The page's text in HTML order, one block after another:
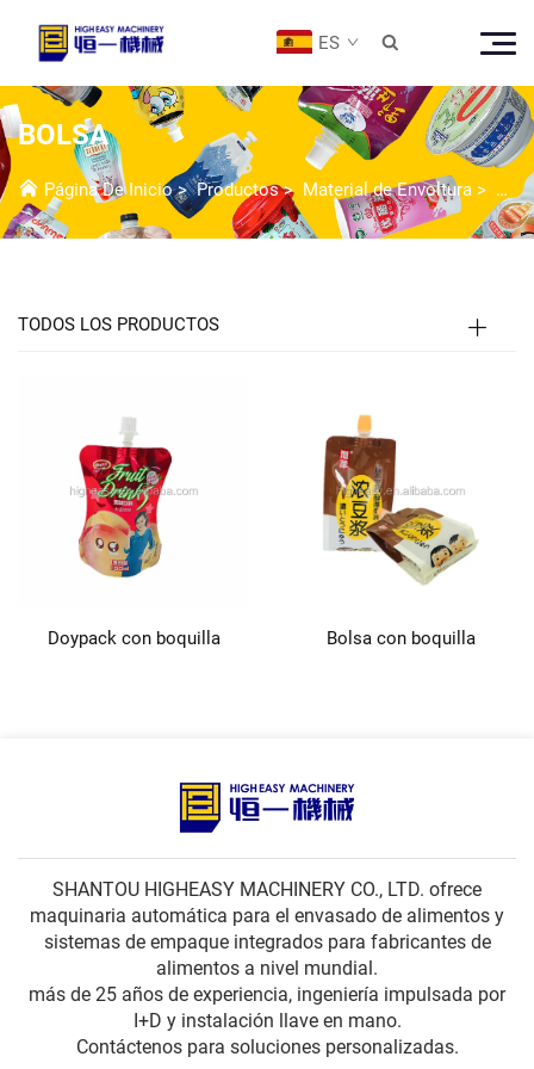
ES 
BOLSA
Página De Inicio>Productos> Material de Envoltura >
TODOS LOS PRODUCTOS
Doypack con boquilla Bolsa con boquilla
SHANTOU HIGHEASY MACHINERY CO., LTD. ofrece
maquinaria automática para el envasado de alimentos y
sistemas de empaque integrados para fabricantes de
alimentos a nivel mundial.
más de 25 años de experiencia, ingeniería impulsada por
I+D y instalación llave en mano.
Contáctenos para soluciones personalizadas.